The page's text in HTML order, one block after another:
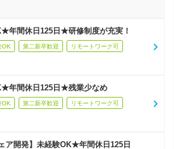
年間休日125日★研修制度が充実！
OK 第二新卒歓迎 リモートワーク可
年間休日125日★残業少なめ
OK 第二新卒歓迎 リモートワーク可
ア開発】未経験OK★年間休日125日